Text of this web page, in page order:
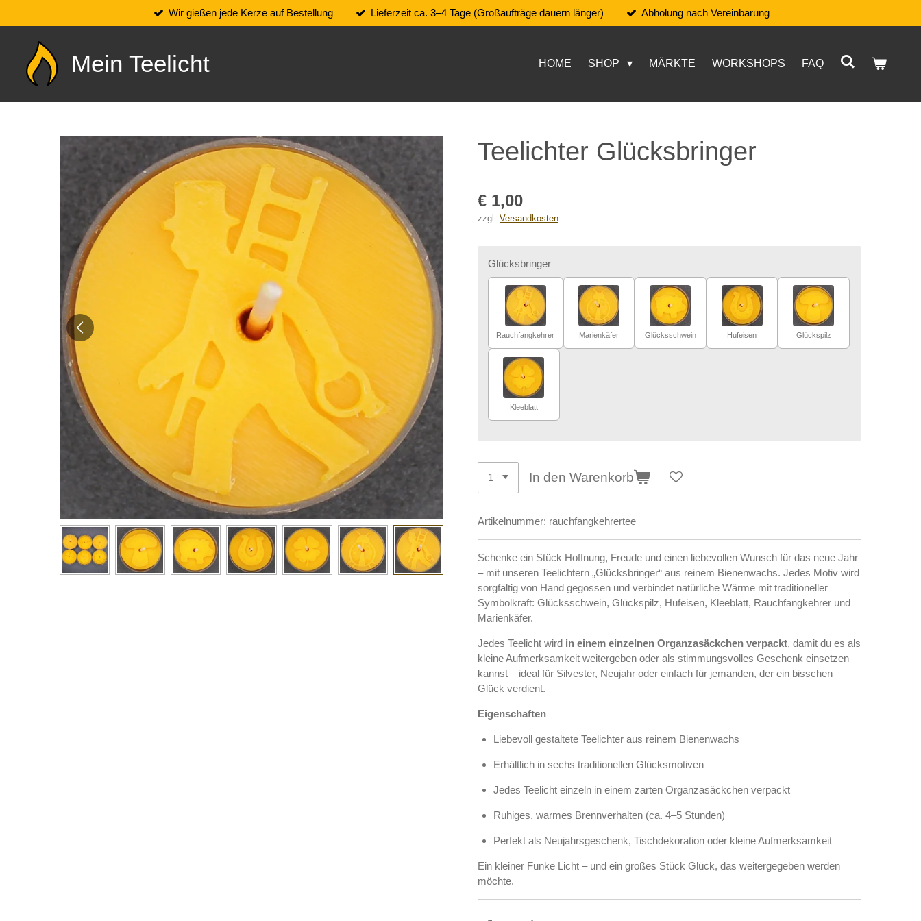
Hauptinhalt
springen
Wir gießen jede Kerze auf Bestellung Lieferzeit ca. 3–4 Tage (Großaufträge dauern länger) Abholung nach Vereinbarung
Mein Teelicht HOME SHOP MÄRKTE WORKSHOPS FAQ
Teelichter Glücksbringer
€ 1,00
zzgl. Versandkosten
Glücksbringer
Rauchfangkehrer Marienkäfer Glücksschwein Hufeisen Glückspilz
Kleeblatt
In den Warenkorb
Artikelnummer: rauchfangkehrertee
Schenke ein Stück Hoffnung, Freude und einen liebevollen Wunsch für das neue Jahr
– mit unseren Teelichtern „Glücksbringer“ aus reinem Bienenwachs. Jedes Motiv wird
sorgfältig von Hand gegossen und verbindet natürliche Wärme mit traditioneller
Symbolkraft: Glücksschwein, Glückspilz, Hufeisen, Kleeblatt, Rauchfangkehrer und
Marienkäfer.
Jedes Teelicht wird in einem einzelnen Organzasäckchen verpackt, damit du es als
kleine Aufmerksamkeit weitergeben oder als stimmungsvolles Geschenk einsetzen
kannst – ideal für Silvester, Neujahr oder einfach für jemanden, der ein bisschen
Glück verdient.
Eigenschaften
Liebevoll gestaltete Teelichter aus reinem Bienenwachs
Erhältlich in sechs traditionellen Glücksmotiven
Jedes Teelicht einzeln in einem zarten Organzasäckchen verpackt
Ruhiges, warmes Brennverhalten (ca. 4–5 Stunden)
Perfekt als Neujahrsgeschenk, Tischdekoration oder kleine Aufmerksamkeit
Ein kleiner Funke Licht – und ein großes Stück Glück, das weitergegeben werden
möchte.